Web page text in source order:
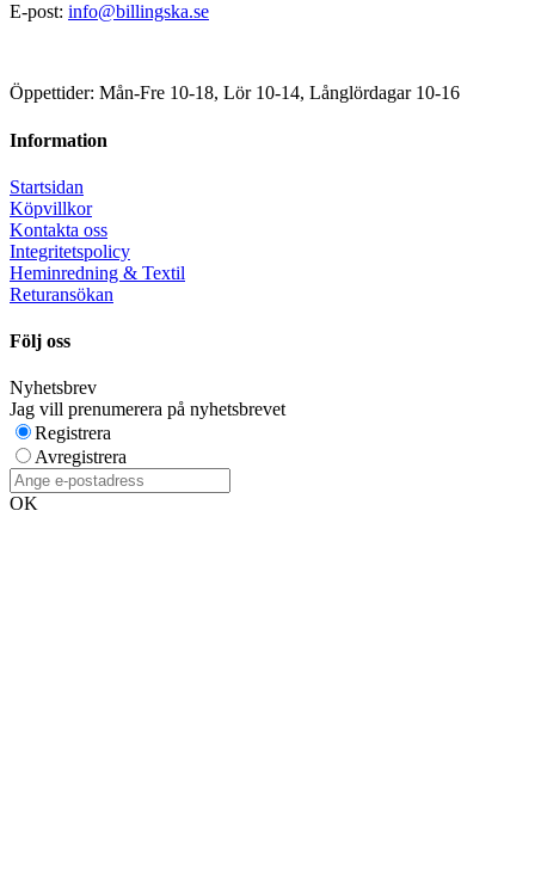
E-post: info@billingska.se
Öppettider: Mån-Fre 10-18, Lör 10-14, Långlördagar 10-16
Information
Startsidan
Köpvillkor
Kontakta oss
Integritetspolicy
Heminredning & Textil
Returansökan
Följ oss
Nyhetsbrev
Jag vill prenumerera på nyhetsbrevet
Registrera
Avregistrera
OK